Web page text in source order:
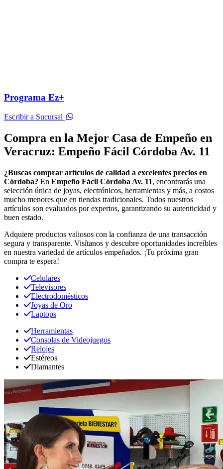
Programa Ez+
Escribir a Sucursal
Compra en la Mejor Casa de Empeño en
Veracruz: Empeño Fácil Córdoba Av. 11
¿Buscas comprar artículos de calidad a excelentes precios en
Córdoba? En Empeño Fácil Córdoba Av. 11, encontrarás una
selección única de joyas, electrónicos, herramientas y más, a costos
mucho menores que en tiendas tradicionales. Todos nuestros
artículos son evaluados por expertos, garantizando su autenticidad y
buen estado.
Adquiere productos valiosos con la confianza de una transacción
segura y transparente. Visítanos y descubre oportunidades increíbles
en nuestra variedad de artículos empeñados. ¡Tu próxima gran
compra te espera!
Celulares
Televisores
Electrodomésticos
Joyas de Oro
Laptops
Herramientas
Consolas de Videojuegos
Relojes
Estéreos
Diamantes